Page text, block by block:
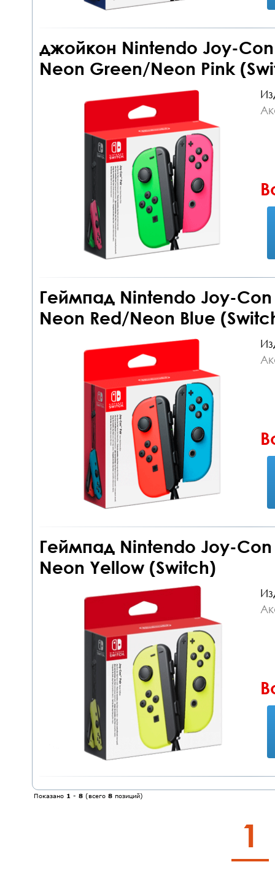
джойкон Nintendo Joy-
Neon Green/Neon Pink
Геймпад Nintendo Joy-
Neon Red/Neon Blue
Геймпад Nintendo Joy-
Neon Yellow (Switch)
Показано 1 - 8 (всего 8 позиций)
1